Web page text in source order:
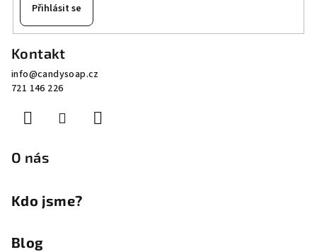
Přihlásit se
Kontakt
info@candysoap.cz
721 146 226
O nás
Kdo jsme?
Blog